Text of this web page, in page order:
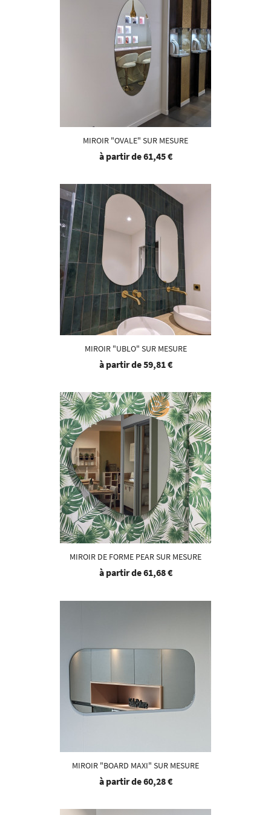
MIROIR "OVALE" SUR MESURE
à partir de61,45 €
MIROIR "UBLO" SUR MESURE
à partir de59,81 €
MIROIR DE FORME PEAR SUR MESURE
à partir de61,68 €
MIROIR "BOARD MAXI" SUR MESURE
à partir de60,28 €